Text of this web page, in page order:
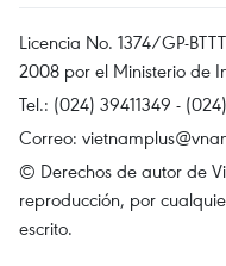
Licencia No. 1374/GP-
2008 por el Ministerio de
Tel.: (024) 39411349 -
Correo:
© Derechos de autor de
reproducción, por
escrito.